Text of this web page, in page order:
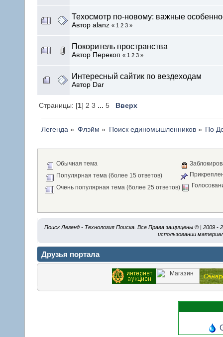
Техосмотр по-новому: важные
Автор alanz « 1 2 3 »
Покоритель пространства
Автор Перекоп « 1 2 3 »
Интересный сайтик по вездеходам
Автор Dar
Страницы: [1] 2 3 ... 5 Вверх
Легенда » Флэйм » Поиск единомышленников» По
Обычная тема
Популярная тема (более 15 ответов)
Очень популярная тема (более 25 ответов)
Поиск Легенд - Технология Поиска. Все Права защищены © | 2009 -
использовании
Друзья портала